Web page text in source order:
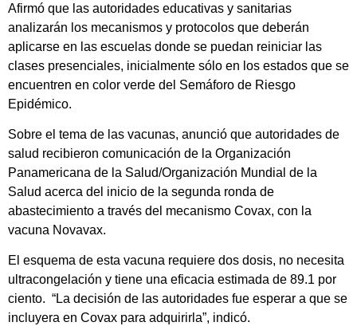
Afirmó que las autoridades educativas y sanitarias
analizarán los mecanismos y protocolos que deberán
aplicarse en las escuelas donde se puedan reiniciar las
clases presenciales, inicialmente sólo en los estados que se
encuentren en color verde del Semáforo de Riesgo
Epidémico.
Sobre el tema de las vacunas, anunció que autoridades de
salud recibieron comunicación de la Organización
Panamericana de la Salud/Organización Mundial de la
Salud acerca del inicio de la segunda ronda de
abastecimiento a través del mecanismo Covax, con la
vacuna Novavax.
El esquema de esta vacuna requiere dos dosis, no necesita
ultracongelación y tiene una eficacia estimada de 89.1 por
ciento. “La decisión de las autoridades fue esperar a que se
incluyera en Covax para adquirirla”, indicó.